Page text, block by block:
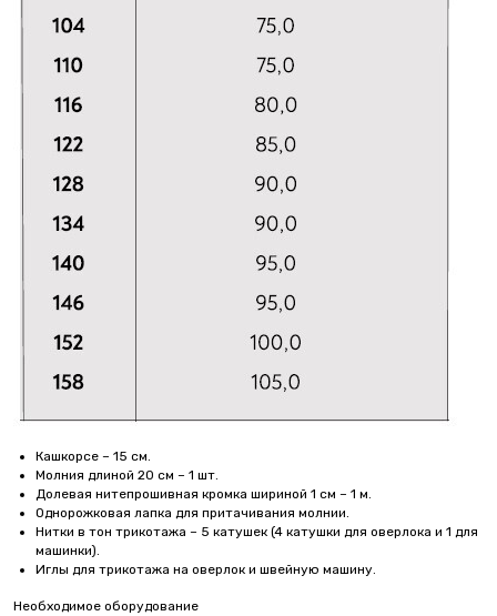
Кашкорсе – 15 см.
Молния длиной 20 см – 1 шт.
Долевая нитепрошивная кромка шириной 1 см – 1 м.
Однорожковая лапка для притачивания молнии.
Нитки в тон трикотажа – 5 катушек (4 катушки для оверлока и 1 для
машинки).
Иглы для трикотажа на оверлок и швейную машину.
Необходимое оборудование